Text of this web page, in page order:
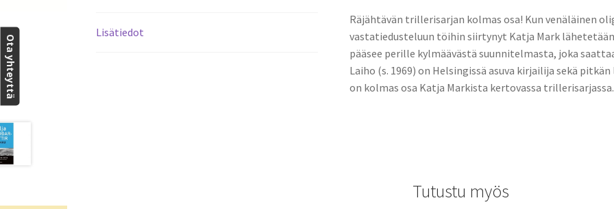
Lisätiedot
Räjähtävän trillerisarjan kolmas osa! Kun venäläinen
vastatiedusteluun töihin siirtynyt Katja Mark
pääsee perille kylmäävästä suunnitelmasta, joka
Laiho (s. 1969) on Helsingissä asuva kirjailija sekä
on kolmas osa Katja Markista kertovassa trillerisarjassa.
Tutustu myös
Ota yhteyttä